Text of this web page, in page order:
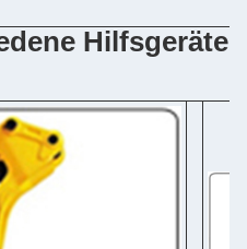
Hilfsgeräte